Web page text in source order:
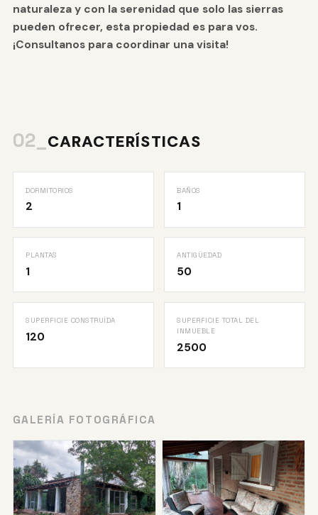
naturaleza y con la serenidad que solo las sierras
pueden ofrecer, esta propiedad es para vos.
¡Consultanos para coordinar una visita!
02_ CARACTERÍSTICAS
DORMITORIOS
2
BAÑOS
1
PLANTAS
1
ANTIGÜEDAD
50
SUPERFICIE CONSTRUÍDA
120
SUPERFICIE TOTAL DEL
INMUEBLE
2500
GALERÍA FOTOGRÁFICA